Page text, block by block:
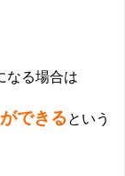
なる場合は
できるという